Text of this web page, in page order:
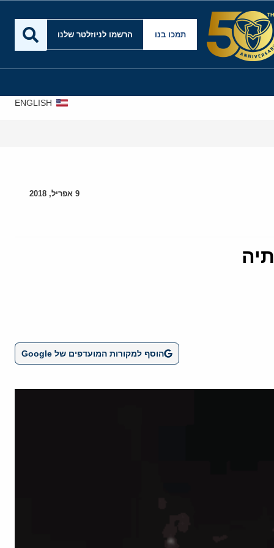
תמכו בנו הרשמו לניוזלטר שלנו
ENGLISH
9 אפריל, 2018
הוסף למקורות המועדפים של Google